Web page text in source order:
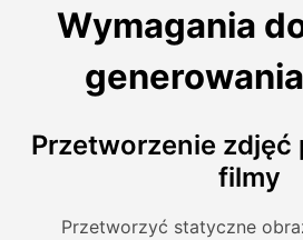
Wymagania
Przetworzenie
filmy
Przetworzyć statyczne